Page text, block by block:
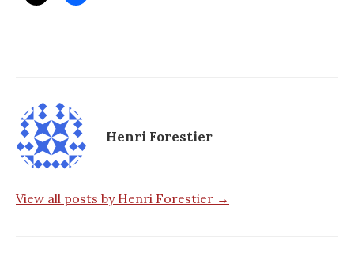
Henri Forestier
View all posts by Henri Forestier →